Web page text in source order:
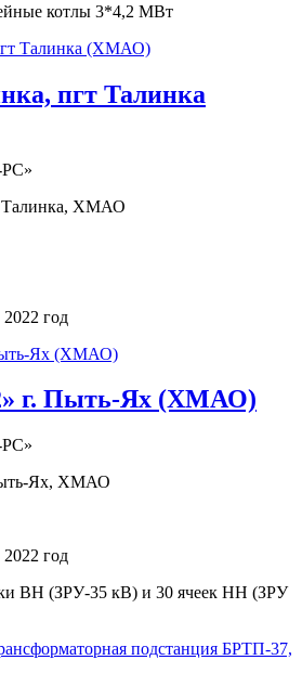
котлы 3*4,2 МВт
пгт Талинка
Талинка, ХМАО
2022 год
г. Пыть-Ях (ХМАО)
Ях, ХМАО
2022 год
ВН (ЗРУ-35 кВ) и 30 ячеек НН (ЗРУ